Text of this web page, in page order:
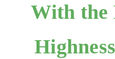
With the